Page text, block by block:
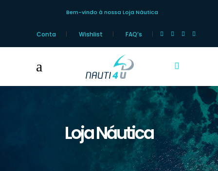
Bem-vindo à nossa Loja Náutica
Conta Wishlist FAQ’s
Loja Náutica